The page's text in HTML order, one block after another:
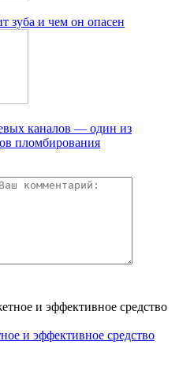
зуба и чем он опасен
каналов — один из
пломбирования
и эффективное средство